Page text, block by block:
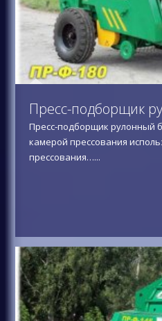
Пресс-подборщик
Пресс-подборщик рулонный
камерой прессования
прессования…...